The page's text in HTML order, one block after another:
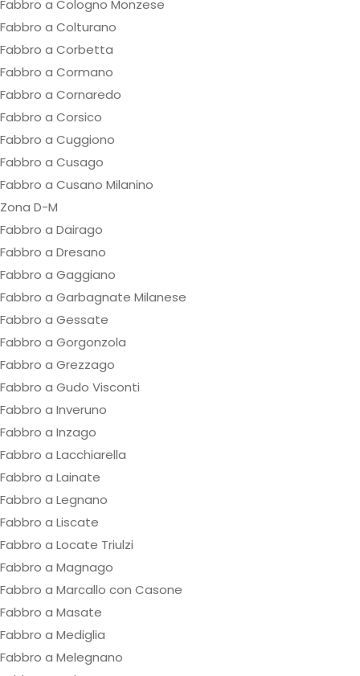
Fabbro a Cologno Monzese
Fabbro a Colturano
Fabbro a Corbetta
Fabbro a Cormano
Fabbro a Cornaredo
Fabbro a Corsico
Fabbro a Cuggiono
Fabbro a Cusago
Fabbro a Cusano Milanino
Zona D-M
Fabbro a Dairago
Fabbro a Dresano
Fabbro a Gaggiano
Fabbro a Garbagnate Milanese
Fabbro a Gessate
Fabbro a Gorgonzola
Fabbro a Grezzago
Fabbro a Gudo Visconti
Fabbro a Inveruno
Fabbro a Inzago
Fabbro a Lacchiarella
Fabbro a Lainate
Fabbro a Legnano
Fabbro a Liscate
Fabbro a Locate Triulzi
Fabbro a Magnago
Fabbro a Marcallo con Casone
Fabbro a Masate
Fabbro a Mediglia
Fabbro a Melegnano